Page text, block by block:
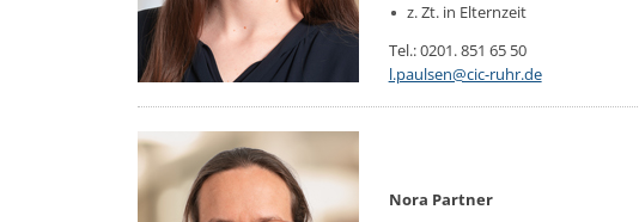
z. Zt. in El­tern­zeit
Tel.: 0201. 851 65 50
l.​paulsen@​cic-ruhr.​de
Nora Partner